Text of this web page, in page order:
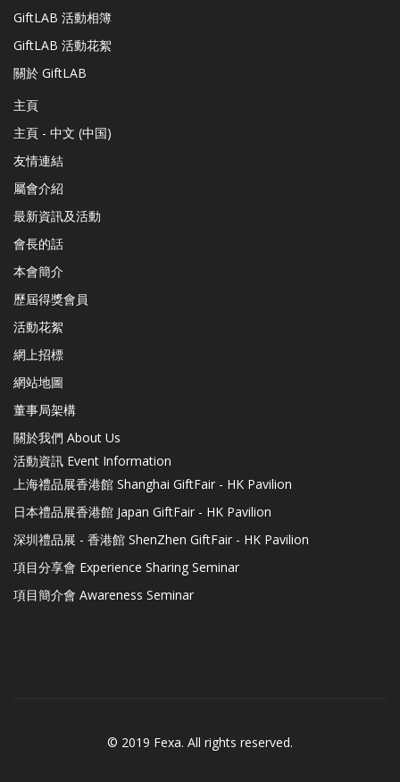
GiftLAB 活動相簿
GiftLAB 活動花絮
關於 GiftLAB
主頁
主頁 - 中文 (中国)
友情連結
屬會介紹
最新資訊及活動
會長的話
本會簡介
歷屆得獎會員
活動花絮
網上招標
網站地圖
董事局架構
關於我們 About Us
活動資訊 Event Information
上海禮品展香港館 Shanghai GiftFair - HK Pavilion
日本禮品展香港館 Japan GiftFair - HK Pavilion
深圳禮品展 - 香港館 ShenZhen GiftFair - HK Pavilion
項目分享會 Experience Sharing Seminar
項目簡介會 Awareness Seminar
© 2019 Fexa. All rights reserved.